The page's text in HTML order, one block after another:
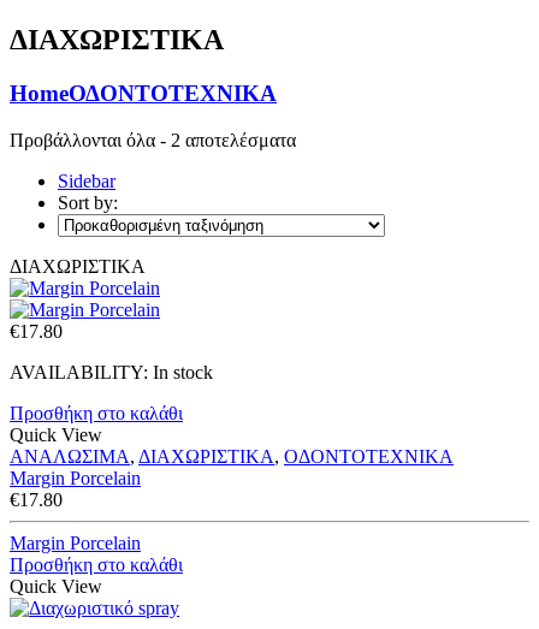
ΔΙΑΧΩΡΙΣΤΙΚΑ
HomeΟΔΟΝΤΟΤΕΧΝΙΚΑ
Προβάλλονται όλα - 2 αποτελέσματα
Sidebar
Sort by:
ΔΙΑΧΩΡΙΣΤΙΚΑ
€17.80
AVAILABILITY: In stock
Προσθήκη στο καλάθι
Quick View
ΑΝΑΛΩΣΙΜΑ, ΔΙΑΧΩΡΙΣΤΙΚΑ, ΟΔΟΝΤΟΤΕΧΝΙΚΑ
Margin Porcelain
€17.80
Margin Porcelain
Προσθήκη στο καλάθι
Quick View